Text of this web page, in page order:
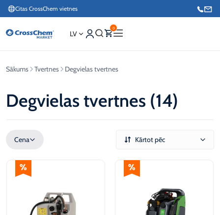
Citas CrossChem vietnes
Interneta veikals / Mārketings
+371 27876188
LV
0
Sākums Tvertnes Degvielas tvertnes
Degvielas tvertnes (14)
Cena
€
Kārtot pēc